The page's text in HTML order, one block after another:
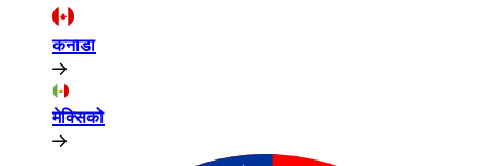
कनाडा​​
मेक्सिको​​